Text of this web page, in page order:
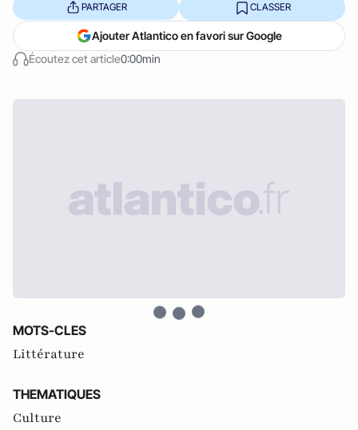
Écoutez cet article0:00min
PARTAGER CLASSER
Ajouter Atlantico en favori sur Google
MOTS-CLES
Littérature
THEMATIQUES
Culture